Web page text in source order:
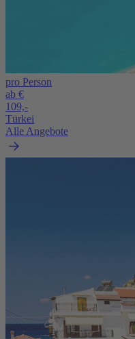
pro Person
ab €
109,-
Türkei
Alle Angebote